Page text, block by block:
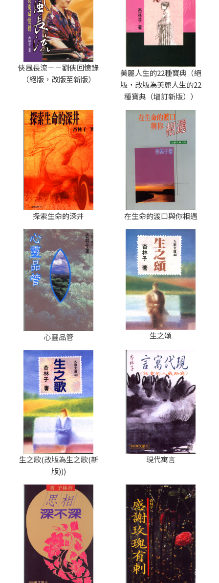
俠風長流－－劉俠回憶錄
（絕版，改版至新版）
美麗人生的22種寶典（絕
版，改版為美麗人生的22
種寶典（增訂新版））
探索生命的深井 在生命的渡口與你相遇
心靈品管 生之頌
生之歌(改版為生之歌(新
版)))
現代寓言